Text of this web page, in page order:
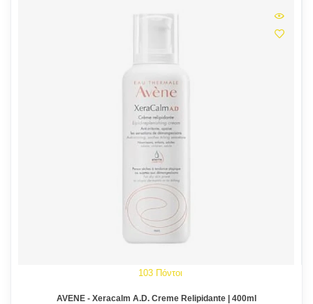
103 Πόντοι
AVENE - Xeracalm A.D. Creme Relipidante | 400ml